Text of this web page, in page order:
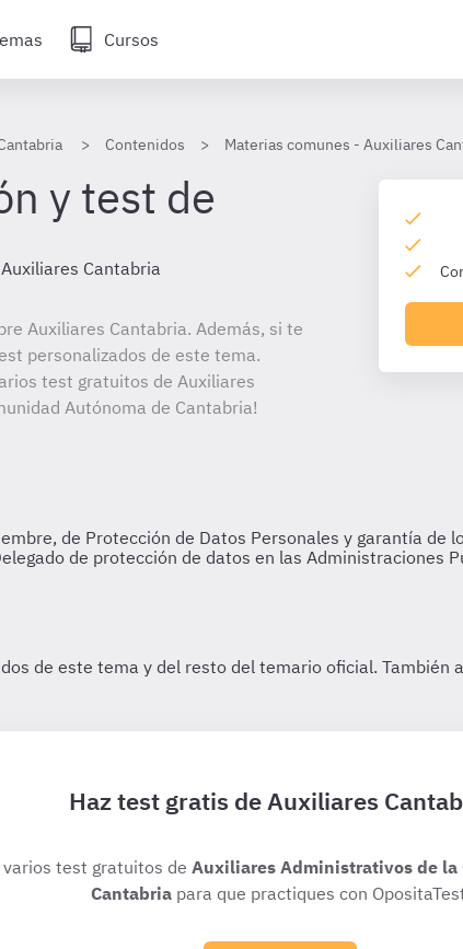
Cursos
Contenidos Materias comunes - Auxiliares
y test de
Cantabria
Auxiliares Cantabria. Además, si te
personalizados de este tema.
test gratuitos de Auxiliares
Autónoma de Cantabria!
Haz test gratis de Auxiliares
test gratuitos de Auxiliares Administrativos de la
Cantabriapara que practiques con